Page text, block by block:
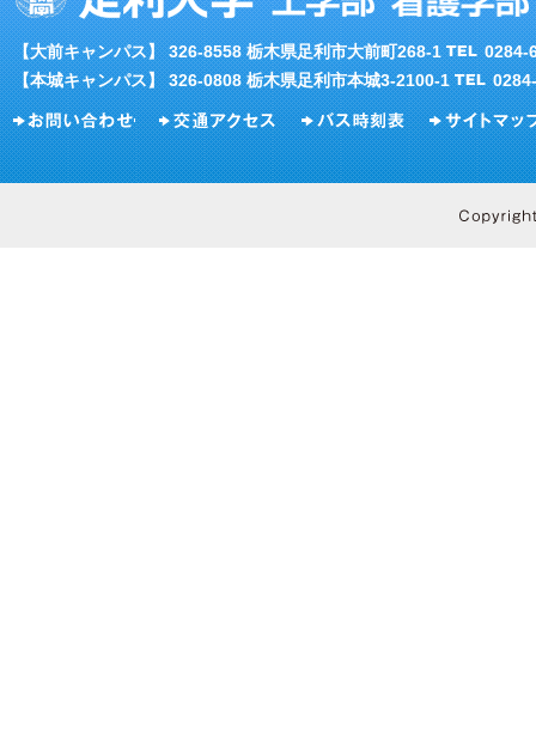
【大前キャンパス】 326-8558 栃木県足利市大前町268-1
0284-
【本城キャンパス】 326-0808 栃木県足利市本城3-2100-1
お問い合わせ 交通アクセス バス時刻表 サイトマップ